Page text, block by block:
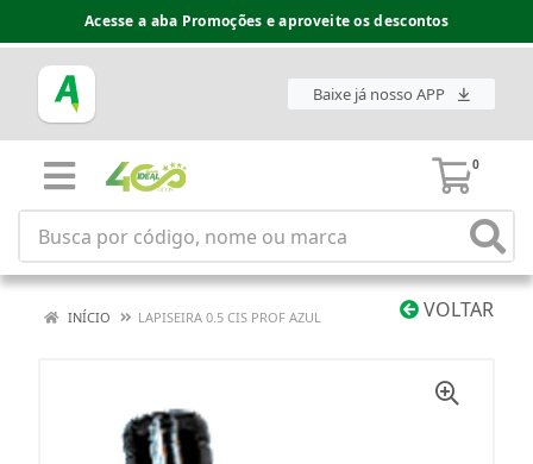
Acesse a aba Promoções e aproveite os descontos
Baixe já nosso APP
0
VOLTAR
INÍCIO LAPISEIRA 0.5 CIS PROF AZUL